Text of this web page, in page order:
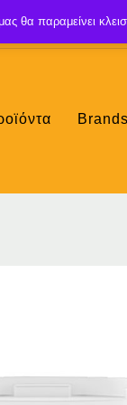
Brands
θα παραμείνει